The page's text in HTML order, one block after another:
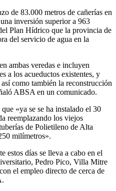
de 83.000 metros de cañerías en
inversión superior a 963
Plan Hídrico que la provincia de
del servicio de agua en la
ambas veredas e incluyen
a los acueductos existentes, y
como también la reconstrucción
ABSA en un comunicado.
«ya se se ha instalado el 30
reemplazando los viejos
de Polietileno de Alta
milímetros».
estos días se lleva a cabo en el
Pedro Pico, Villa Mitre
el empleo directo de cerca de